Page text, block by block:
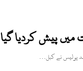
میں پیش کردیا گیا
پولیس نے کبل…